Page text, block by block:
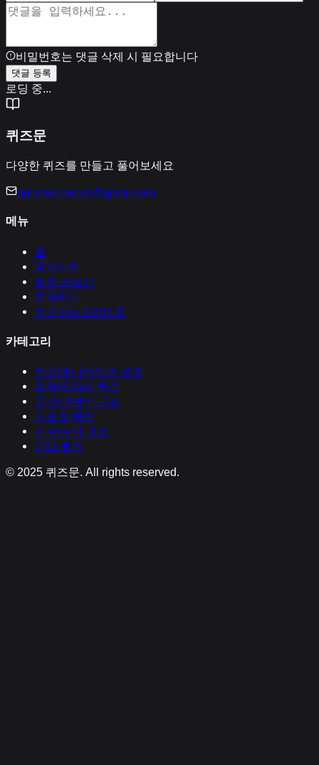
비밀번호는 댓글 삭제 시 필요합니다
댓글 등록
로딩 중...
퀴즈문
다양한 퀴즈를 만들고 풀어보세요
quizmoonteam@gmail.com
메뉴
홈
공지사항
퀴즈 만들기
문의하기
개인정보처리방침
카테고리
게임/애니메이션 퀴즈
영화/드라마 퀴즈
음악/연예인 퀴즈
스포츠 퀴즈
지식/상식 퀴즈
기타 퀴즈
© 2025 퀴즈문. All rights reserved.